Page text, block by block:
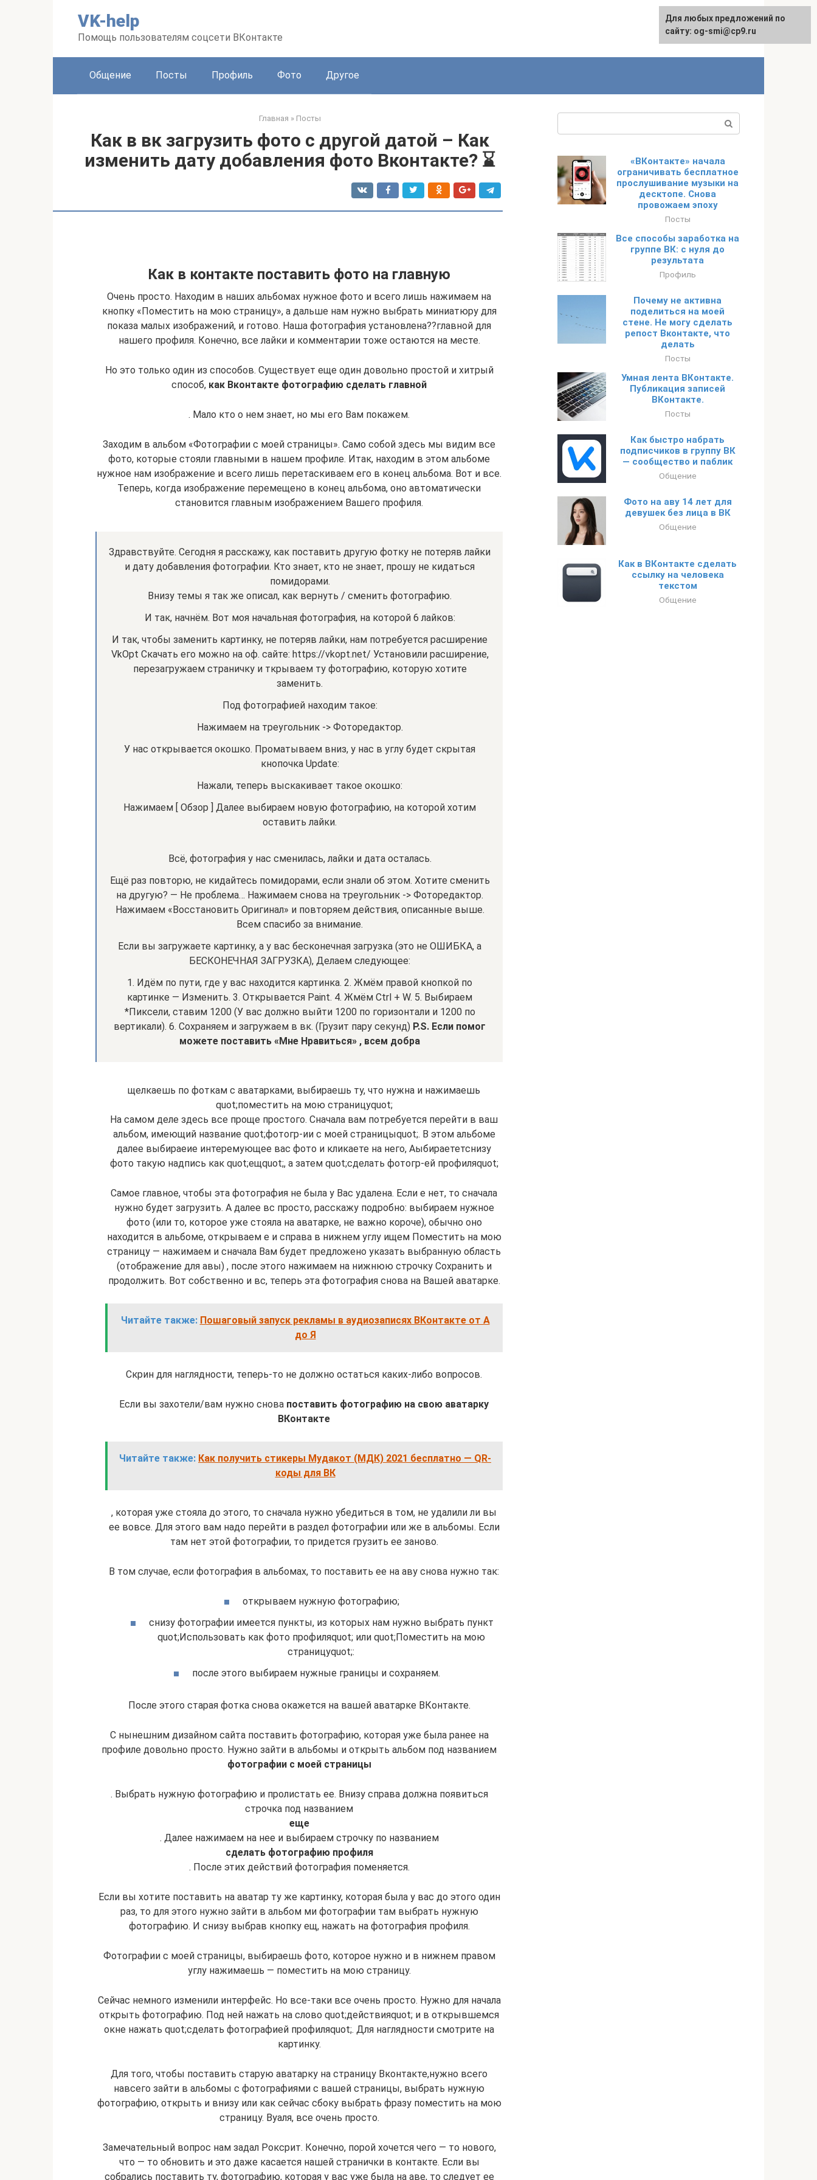
VK-help
Помощь пользователям соцсети ВКонтакте
Общение Посты Профиль Фото Другое
Главная » Посты
Как в вк загрузить фото с другой датой – Как
изменить дату добавления фото Вконтакте? ⌛
Как в контакте поставить фото на главную
Очень просто. Находим в наших альбомах нужное фото и всего лишь нажимаем на
кнопку «Поместить на мою страницу», а дальше нам нужно выбрать миниатюру для
показа малых изображений, и готово. Наша фотография установлена??главной для
нашего профиля. Конечно, все лайки и комментарии тоже остаются на месте.
Но это только один из способов. Существует еще один довольно простой и хитрый
способ, как Вконтакте фотографию сделать главной
. Мало кто о нем знает, но мы его Вам покажем.
Заходим в альбом «Фотографии с моей страницы». Само собой здесь мы видим все
фото, которые стояли главными в нашем профиле. Итак, находим в этом альбоме
нужное нам изображение и всего лишь перетаскиваем его в конец альбома. Вот и все.
Теперь, когда изображение перемещено в конец альбома, оно автоматически
становится главным изображением Вашего профиля.
Здравствуйте. Сегодня я расскажу, как поставить другую фотку не потеряв лайки
и дату добавления фотографии. Кто знает, кто не знает, прошу не кидаться
помидорами.
Внизу темы я так же описал, как вернуть / сменить фотографию.
И так, начнём. Вот моя начальная фотография, на которой 6 лайков:
И так, чтобы заменить картинку, не потеряв лайки, нам потребуется расширение
VkOpt Скачать его можно на оф. сайте: https://vkopt.net/ Установили расширение,
перезагружаем страничку и ткрываем ту фотографию, которую хотите
заменить.
Под фотографией находим такое:
Нажимаем на треугольник -> Фоторедактор.
У нас открывается окошко. Проматываем вниз, у нас в углу будет скрытая
кнопочка Update:
Нажали, теперь выскакивает такое окошко:
Нажимаем [ Обзор ] Далее выбираем новую фотографию, на которой хотим
оставить лайки.
Всё, фотография у нас сменилась, лайки и дата осталась.
Ещё раз повторю, не кидайтесь помидорами, если знали об этом. Хотите сменить
на другую? — Не проблема… Нажимаем снова на треугольник -> Фоторедактор.
Нажимаем «Восстановить Оригинал» и повторяем действия, описанные выше.
Всем спасибо за внимание.
Если вы загружаете картинку, а у вас бесконечная загрузка (это не ОШИБКА, а
БЕСКОНЕЧНАЯ ЗАГРУЗКА), Делаем следующее:
1. Идём по пути, где у вас находится картинка. 2. Жмём правой кнопкой по
картинке — Изменить. 3. Открывается Paint. 4. Жмём Ctrl + W. 5. Выбираем
*Пиксели, ставим 1200 (У вас должно выйти 1200 по горизонтали и 1200 по
вертикали). 6. Сохраняем и загружаем в вк. (Грузит пару секунд) P.S. Если помог
можете поставить «Мне Нравиться» , всем добра
щелкаешь по фоткам с аватарками, выбираешь ту, что нужна и нажимаешь
quot;поместить на мою страницуquot;
На самом деле здесь все проще простого. Сначала вам потребуется перейти в ваш
альбом, имеющий название quot;фотогр-ии с моей страницыquot;. В этом альбоме
далее выбираеие интеремующее вас фото и кликаете на него, Аыбираететснизу
фото такую надпись как quot;ещquot;, а затем quot;сделать фотогр-ей профиляquot;
Самое главное, чтобы эта фотография не была у Вас удалена. Если е нет, то сначала
нужно будет загрузить. А далее вс просто, расскажу подробно: выбираем нужное
фото (или то, которое уже стояла на аватарке, не важно короче), обычно оно
находится в альбоме, открываем е и справа в нижнем углу ищем Поместить на мою
страницу — нажимаем и сначала Вам будет предложено указать выбранную область
(отображение для авы) , после этого нажимаем на нижнюю строчку Сохранить и
продолжить. Вот собственно и вс, теперь эта фотография снова на Вашей аватарке.
Читайте также: Пошаговый запуск рекламы в аудиозаписях ВКонтакте от А
до Я
Скрин для наглядности, теперь-то не должно остаться каких-либо вопросов.
Если вы захотели/вам нужно снова поставить фотографию на свою аватарку
ВКонтакте
Читайте также: Как получить стикеры Мудакот (МДК) 2021 бесплатно — QR-
коды для ВК
, которая уже стояла до этого, то сначала нужно убедиться в том, не удалили ли вы
ее вовсе. Для этого вам надо перейти в раздел фотографии или же в альбомы. Если
там нет этой фотографии, то придется грузить ее заново.
В том случае, если фотография в альбомах, то поставить ее на аву снова нужно так:
открываем нужную фотографию;
снизу фотографии имеется пункты, из которых нам нужно выбрать пункт
quot;Использовать как фото профиляquot; или quot;Поместить на мою
страницуquot;:
после этого выбираем нужные границы и сохраняем.
После этого старая фотка снова окажется на вашей аватарке ВКонтакте.
С нынешним дизайном сайта поставить фотографию, которая уже была ранее на
профиле довольно просто. Нужно зайти в альбомы и открыть альбом под названием
фотографии с моей страницы
. Выбрать нужную фотографию и пролистать ее. Внизу справа должна появиться
строчка под названием
еще
. Далее нажимаем на нее и выбираем строчку по названием
сделать фотографию профиля
. После этих действий фотография поменяется.
Если вы хотите поставить на аватар ту же картинку, которая была у вас до этого один
раз, то для этого нужно зайти в альбом ми фотографии там выбрать нужную
фотографию. И снизу выбрав кнопку ещ, нажать на фотография профиля.
Фотографии с моей страницы, выбираешь фото, которое нужно и в нижнем правом
углу нажимаешь — поместить на мою страницу.
Сейчас немного изменили интерфейс. Но все-таки все очень просто. Нужно для начала
открыть фотографию. Под ней нажать на слово quot;действияquot; и в открывшемся
окне нажать quot;сделать фотографией профиляquot;. Для наглядности смотрите на
картинку.
Для того, чтобы поставить старую аватарку на страницу Вконтакте,нужно всего
навсего зайти в альбомы с фотографиями с вашей страницы, выбрать нужную
фотографию, открыть и внизу или как сейчас сбоку выбрать фразу поместить на мою
страницу. Вуаля, все очень просто.
Замечательный вопрос нам задал Роксрит. Конечно, порой хочется чего — то нового,
что — то обновить и это даже касается нашей странички в контакте. Если вы
собрались поставить ту, фотографию, которая у вас уже была на аве, то следует ее
«ВКонтакте» начала
ограничивать бесплатное
прослушивание музыки на
десктопе. Снова
провожаем эпоху
Посты
Все способы заработка на
группе ВК: с нуля до
результата
Профиль
Почему не активна
поделиться на моей
стене. Не могу сделать
репост Вконтакте, что
делать
Посты
Умная лента ВКонтакте.
Публикация записей
ВКонтакте.
Посты
Как быстро набрать
подписчиков в группу ВК
— сообщество и паблик
Общение
Фото на аву 14 лет для
девушек без лица в ВК
Общение
Как в ВКонтакте сделать
ссылку на человека
текстом
Общение
Для любых предложений по
сайту: og-smi@cp9.ru